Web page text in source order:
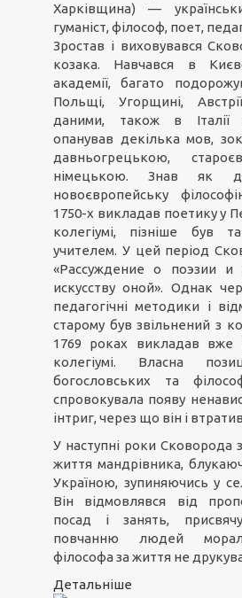
Харківщина) —
гуманіст, філософ, поет,
Зростав і виховувався
козака. Навчався в
академії, багато
Польщі, Угорщині,
даними, також в Італії
опанував декілька мов,
давньогрецькою,
німецькою. Знав як
новоєвропейську
1750-х викладав поетику у
колегіумі, пізніше був
учителем. У цей період
«Рассуждение о поэзии и
искусству оной». Однак
педагогічні методики і
старому був звільнений з
1769 роках викладав вже
колегіумі. Власна
богословських та
спровокувала появу
інтриг, через що він і
У наступні роки Сковорода
життя мандрівника,
Україною, зупиняючись у
Він відмовлявся від
посад і занять,
повчанню людей
філософа за життя не
Детальніше